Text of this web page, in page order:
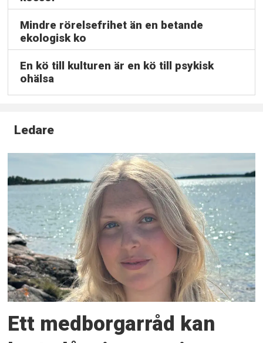
Mindre rörelsefrihet än en betande
ekologisk ko
En kö till kulturen är en kö till psykisk
ohälsa
Ledare
Ett medborgarråd kan